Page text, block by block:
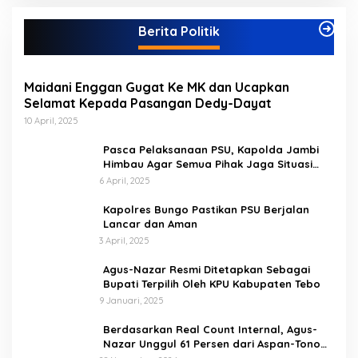
g
Berita Politik
Maidani Enggan Gugat Ke MK dan Ucapkan
Selamat Kepada Pasangan Dedy-Dayat
10 April, 2025
Pasca Pelaksanaan PSU, Kapolda Jambi
Himbau Agar Semua Pihak Jaga Situasi
Kamtibmas
6 April, 2025
Kapolres Bungo Pastikan PSU Berjalan
Lancar dan Aman
3 April, 2025
Agus-Nazar Resmi Ditetapkan Sebagai
Bupati Terpilih Oleh KPU Kabupaten Tebo
9 Januari, 2025
Berdasarkan Real Count Internal, Agus-
Nazar Unggul 61 Persen dari Aspan-Tono